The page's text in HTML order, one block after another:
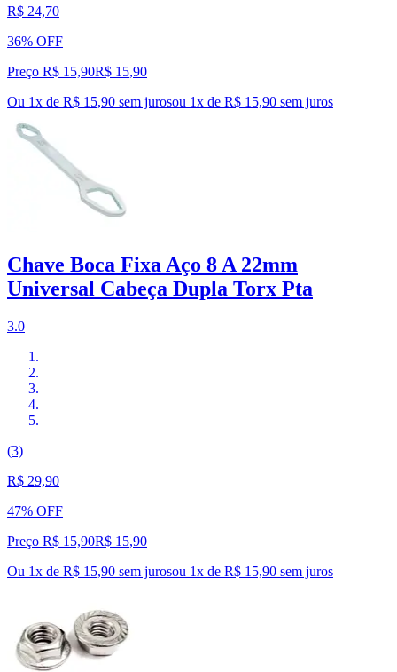
R$ 24,70
36% OFF
Preço R$ 15,90R$ 15,90
Ou 1x de R$ 15,90 sem jurosou 1x de R$ 15,90 sem juros
Chave Boca Fixa Aço 8 A 22mm
Universal Cabeça Dupla Torx Pta
3.0
(3)
R$ 29,90
47% OFF
Preço R$ 15,90R$ 15,90
Ou 1x de R$ 15,90 sem jurosou 1x de R$ 15,90 sem juros